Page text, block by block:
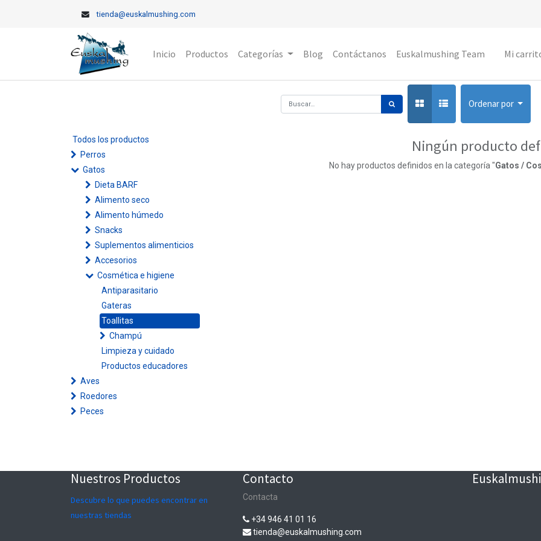
tienda@euskalmushing.com
Inicio Productos Categorías Blog Contáctanos Euskalmushing Team Mi
Ordenar por
Todos los productos
Perros
Gatos
Dieta BARF
Alimento seco
Alimento húmedo
Snacks
Suplementos alimenticios
Accesorios
Cosmética e higiene
Antiparasitario
Gateras
Toallitas
Champú
Limpieza y cuidado
Productos educadores
Aves
Roedores
Peces
Ningún producto
No hay productos definidos en la categoría "Gatos /
Nuestros Productos
Descubre lo que puedes encontrar en
nuestras tiendas
Contacto
Contacta
+34 946 41 01 16
tienda@euskalmushing.com